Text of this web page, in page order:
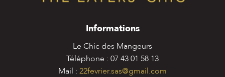
Informations
Le Chic des Mangeurs
Téléphone : 07 43 01 58 13
Mail : 22fevrier.sas@gmail.com